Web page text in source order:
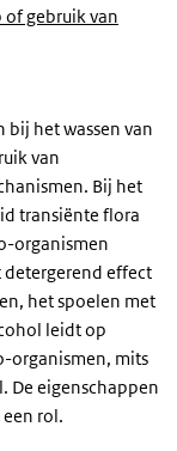
of gebruik van
het wassen van
van
Bij het
transiënte flora
organismen
effect
het spoelen met
leidt op
organismen, mits
De eigenschappen
rol.